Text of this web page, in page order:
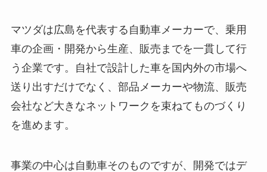
マツダは広島を代表する自動車メーカーで、乗用
車の企画・開発から生産、販売までを一貫して行
う企業です。自社で設計した車を国内外の市場へ
送り出すだけでなく、部品メーカーや物流、販売
会社など大きなネットワークを束ねてものづくり
を進めます。
事業の中心は自動車そのものですが、開発ではデ